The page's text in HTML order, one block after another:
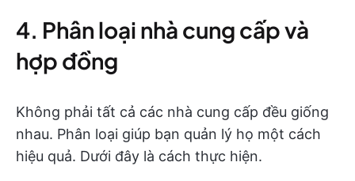
4. Phân loại nhà cung cấp và
hợp đồng
Không phải tất cả các nhà cung cấp đều giống
nhau. Phân loại giúp bạn quản lý họ một cách
hiệu quả. Dưới đây là cách thực hiện.